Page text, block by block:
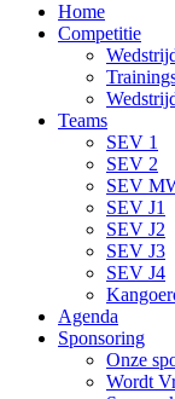
Home
Competitie
Teams
SEV 1
SEV 2
SEV
SEV J1
SEV J2
SEV J3
SEV J4
Agenda
Sponsoring
Onze
Wordt